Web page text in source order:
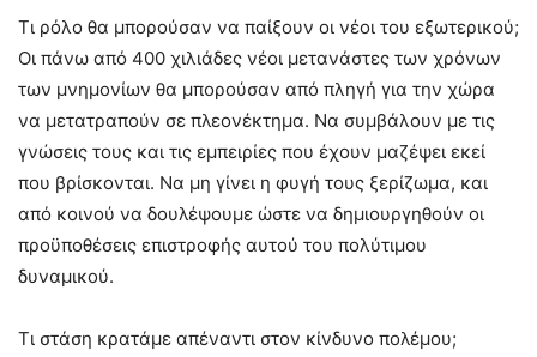
Τι ρόλο θα μπορούσαν να παίξουν οι νέοι του εξωτερικού;
Οι πάνω από 400 χιλιάδες νέοι μετανάστες των χρόνων
των μνημονίων θα μπορούσαν από πληγή για την χώρα
να μετατραπούν σε πλεονέκτημα. Να συμβάλουν με τις
γνώσεις τους και τις εμπειρίες που έχουν μαζέψει εκεί
που βρίσκονται. Να μη γίνει η φυγή τους ξερίζωμα, και
από κοινού να δουλέψουμε ώστε να δημιουργηθούν οι
προϋποθέσεις επιστροφής αυτού του πολύτιμου
δυναμικού.
Τι στάση κρατάμε απέναντι στον κίνδυνο πολέμου;